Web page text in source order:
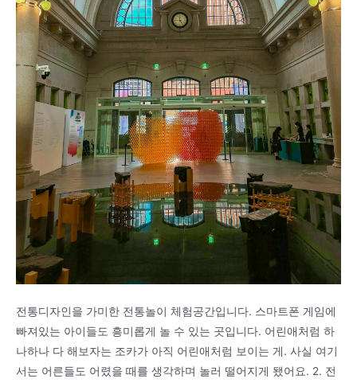
전통디자인을 가미한 전통놀이 체험공간입니다. 스마트폰 게임에
빠져있는 아이들도 흥미롭게 놀 수 있는 곳입니다. 어린애처럼 하
나하나 다 해보자는 조카가 아직 어린애처럼 보이는 게. 사실 여기
서는 어른들도 어렸을 때를 생각하며 놀러 떨어지게 됐어요. 2. 전